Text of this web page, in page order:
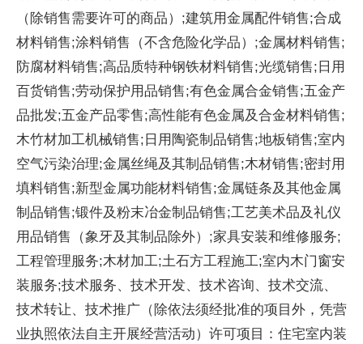
（除销售需要许可的商品）;建筑用金属配件销售;合成
材料销售;涂料销售（不含危险化学品）;金属材料销售;
防腐材料销售;高品质特种钢铁材料销售;光缆销售;日用
百货销售;劳动保护用品销售;有色金属合金销售;五金产
品批发;五金产品零售;高性能有色金属及合金材料销售;
木竹材加工机械销售;日用陶瓷制品销售;地板销售;室内
空气污染治理;金属丝绳及其制品销售;木材销售;密封用
填料销售;新型金属功能材料销售;金属链条及其他金属
制品销售;锻件及粉末冶金制品销售;工艺美术品及礼仪
用品销售（象牙及其制品除外）;家具安装和维修服务;
工程管理服务;木材加工;土石方工程施工;室内木门窗安
装服务;技术服务、技术开发、技术咨询、技术交流、
技术转让、技术推广（除依法须经批准的项目外，凭营
业执照依法自主开展经营活动）许可项目：住宅室内装